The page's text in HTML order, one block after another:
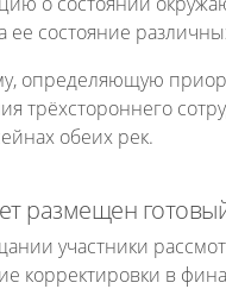
ее состояние
определяющую
трёхстороннего
обеих рек.
размещен
участники
корректировки в